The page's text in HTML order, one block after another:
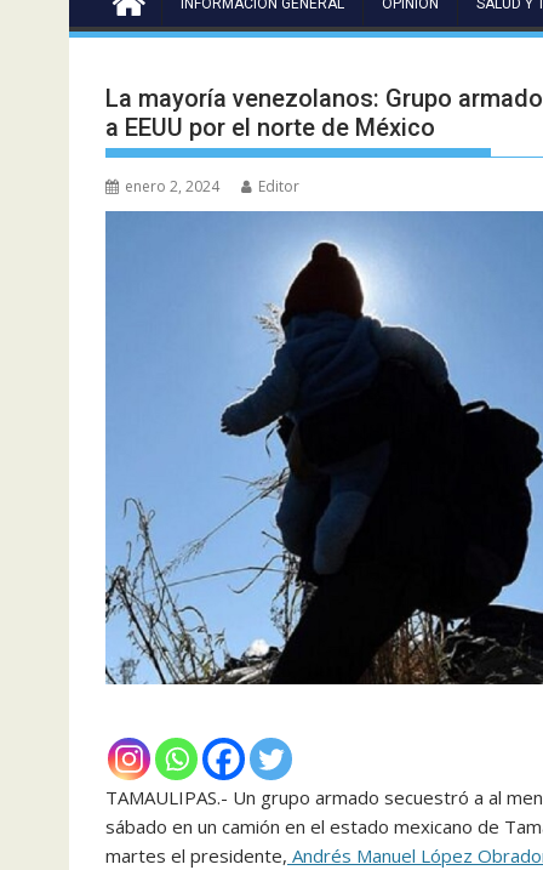
La mayoría venezolanos: Grupo
a EEUU por el norte de México
enero 2, 2024 Editor
TAMAULIPAS.- Un grupo armado secuestró a al
sábado en un camión en el estado mexicano de
martes el presidente, Andrés Manuel López